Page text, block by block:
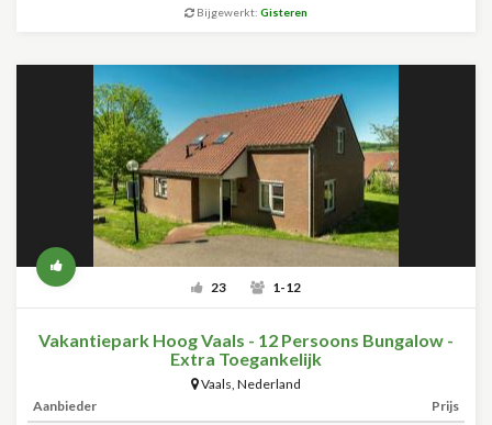
Bijgewerkt: Gisteren
23 1-12
Vakantiepark Hoog Vaals - 12 Persoons Bungalow -
Extra Toegankelijk
Vaals, Nederland
Aanbieder
Prijs